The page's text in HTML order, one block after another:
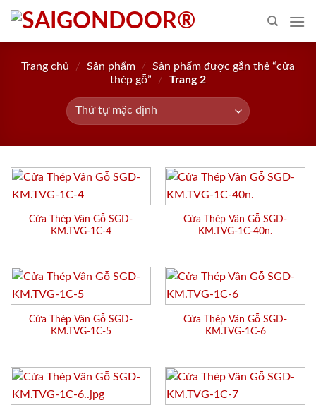
Skip
content
Trang chủ / Sản phẩm /
Sản phẩm được gắn thẻ “cửa
thép gỗ”
/ Trang 2
Cửa Thép Vân Gỗ SGD-
KM.TVG-1C-4
Cửa Thép Vân Gỗ SGD-
KM.TVG-1C-40n.
Cửa Thép Vân Gỗ SGD-
KM.TVG-1C-5
Cửa Thép Vân Gỗ SGD-
KM.TVG-1C-6